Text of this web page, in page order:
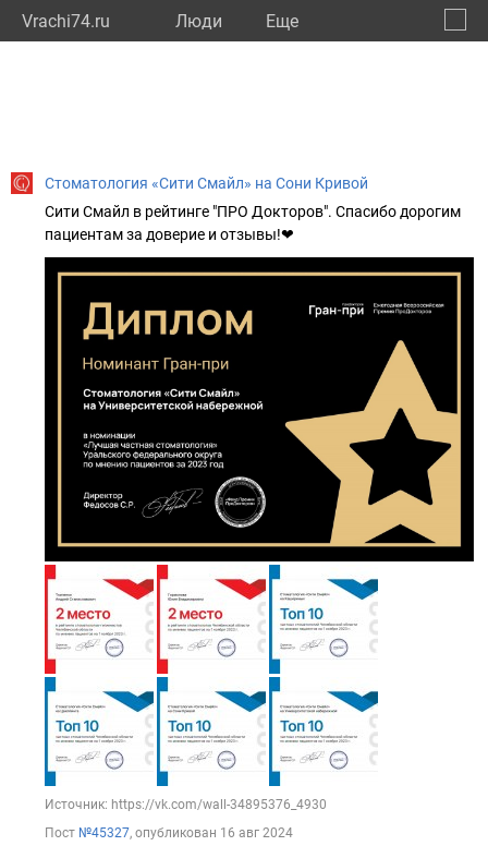
Vrachi74.ru Люди Eще
Стоматология «Сити Смайл» на Сони Кривой
Сити Смайл в рейтинге "ПРО Докторов". Спасибо дорогим
пациентам за доверие и отзывы!❤
Источник: https://vk.com/wall-34895376_4930
Пост №45327, опубликован 16 авг 2024